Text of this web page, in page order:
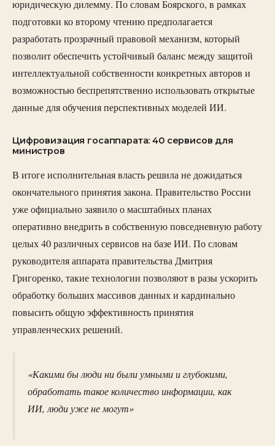
юридическую дилемму. По словам Боярского, в рамках
подготовки ко второму чтению предполагается
разработать прозрачный правовой механизм, который
позволит обеспечить устойчивый баланс между защитой
интеллектуальной собственности конкретных авторов и
возможностью беспрепятственно использовать открытые
данные для обучения перспективных моделей ИИ.
Цифровизация госаппарата: 40 сервисов для
министров
В итоге исполнительная власть решила не дожидаться
окончательного принятия закона. Правительство России
уже официально заявило о масштабных планах
оперативно внедрить в собственную повседневную работу
целых 40 различных сервисов на базе ИИ. По словам
руководителя аппарата правительства Дмитрия
Григоренко, такие технологии позволяют в разы ускорить
обработку больших массивов данных и кардинально
повысить общую эффективность принятия
управленческих решений.
«Какими бы люди ни были умными и глубокими,
обработать такое количество информации, как
ИИ, люди уже не могут»